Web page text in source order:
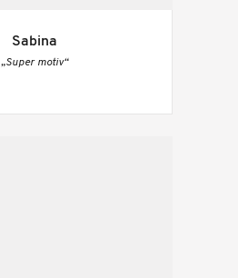
Sabina
„Super motiv“